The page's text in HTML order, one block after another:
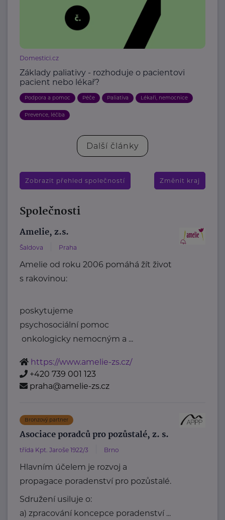
Domestici.cz
Základy paliativy - rozhoduje o pacientovi
pacient nebo lékař?
Podpora a pomoc Péče Paliativa Lékaři, nemocnice
Prevence, léčba
Další články
Zobrazit přehled společností Změnit kraj
Společnosti
Amelie, z.s.
Šaldova Praha
Amelie od roku 2006 pomáhá žít život
s rakovinou:
poskytujeme
psychosociální pomoc
onkologicky nemocným a ...
https://www.amelie-zs.cz/
+420 739 001 123
praha@amelie-zs.cz
Bronzový partner
Asociace poradců pro pozůstalé, z. s.
třída Kpt. Jaroše 1922/3 Brno
Hlavním účelem je rozvoj a
propagace poradenství pro pozůstalé.
Sdružení usiluje o:
a) zpracování koncepce poradenství ...